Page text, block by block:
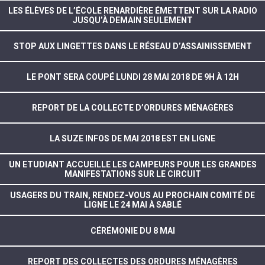
LES ÉLÈVES DE L’ÉCOLE RENARDIÈRE ÉMETTENT SUR LA RADIO
JUSQU’À DEMAIN SEULEMENT
STOP AUX LINGETTES DANS LE RÉSEAU D’ASSAINISSEMENT
LE PONT SERA COUPÉ LUNDI 28 MAI 2018 DE 9H À 12H
REPORT DE LA COLLECTE D’ORDURES MÉNAGÈRES
LA SUZE INFOS DE MAI 2018 EST EN LIGNE
UN ETUDIANT ACCUEILLE LES CAMPEURS POUR LES GRANDES
MANIFESTATIONS SUR LE CIRCUIT
USAGERS DU TRAIN, RENDEZ-VOUS AU PROCHAIN COMITÉ DE
LIGNE LE 24 MAI À SABLÉ
CÉRÉMONIE DU 8 MAI
REPORT DES COLLECTES DES ORDURES MÉNAGÈRES